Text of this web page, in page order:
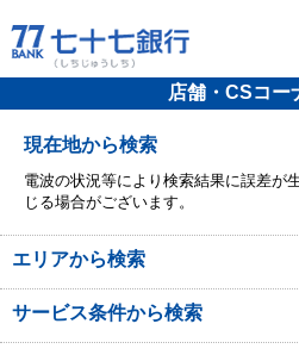
店舗・CSコー
現在地から検索
電波の状況等により検索結果に誤差が
じる場合がございます。
エリアから検索
サービス条件から検索